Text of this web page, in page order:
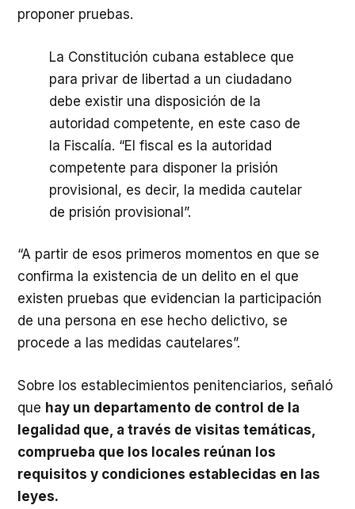
proponer pruebas.
La Constitución cubana establece que
para privar de libertad a un ciudadano
debe existir una disposición de la
autoridad competente, en este caso de
la Fiscalía. “El fiscal es la autoridad
competente para disponer la prisión
provisional, es decir, la medida cautelar
de prisión provisional”.
“A partir de esos primeros momentos en que se
confirma la existencia de un delito en el que
existen pruebas que evidencian la participación
de una persona en ese hecho delictivo, se
procede a las medidas cautelares”.
Sobre los establecimientos penitenciarios, señaló
que hay un departamento de control de la
legalidad que, a través de visitas temáticas,
comprueba que los locales reúnan los
requisitos y condiciones establecidas en las
leyes.